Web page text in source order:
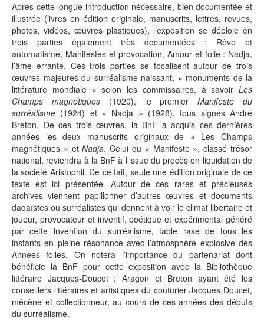
Après cette longue introduction nécessaire, bien documentée et
illustrée (livres en édition originale, manuscrits, lettres, revues,
photos, vidéos, œuvres plastiques), l’exposition se déploie en
trois parties également très documentées : Rêve et
automatisme, Manifestes et provocation, Amour et folie : Nadja,
l’âme errante. Ces trois parties se focalisent autour de trois
œuvres majeures du surréalisme naissant, « monuments de la
littérature mondiale » selon les commissaires, à savoir Les
Champs magnétiques(1920), le premierManifeste du
surréalisme (1924) et « Nadja » (1928), tous signés André
Breton. De ces trois œuvres, la BnF a acquis ces dernières
années les deux manuscrits originaux de « Les Champs
magnétiques » etNadja. Celui du « Manifeste », classé trésor
national, reviendra à la BnF à l’issue du procès en liquidation de
la société Aristophil. De ce fait, seule une édition originale de ce
texte est ici présentée. Autour de ces rares et précieuses
archives viennent papillonner d’autres œuvres et documents
dadaïstes ou surréalistes qui donnent à voir le climat libertaire et
joueur, provocateur et inventif, poétique et expérimental généré
par cette invention du surréalisme, table rase de tous les
instants en pleine résonance avec l’atmosphère explosive des
Années folles. On notera l’importance du partenariat dont
bénéficie la BnF pour cette exposition avec la Bibliothèque
littéraire Jacques-Doucet ; Aragon et Breton ayant été les
conseillers littéraires et artistiques du couturier Jacques Doucet,
mécène et collectionneur, au cours de ces années des débuts
du surréalisme.